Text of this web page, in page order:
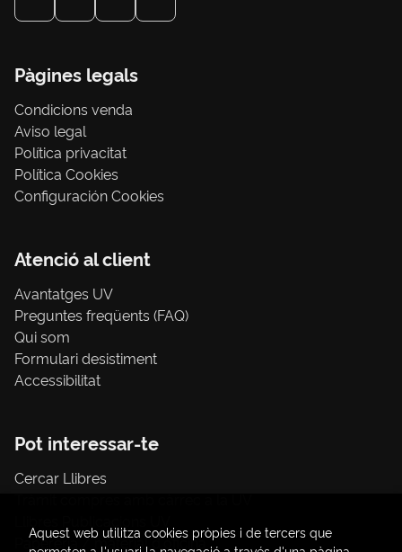
Pàgines legals
Condicions venda
Aviso legal
Política privacitat
Política Cookies
Configuración Cookies
Atenció al client
Avantatges UV
Preguntes freqüents (FAQ)
Qui som
Formulari desistiment
Accessibilitat
Pot interessar-te
Cercar Llibres
Papereria / material d'oficina
Aquest web utilitza cookies pròpies i de tercers que